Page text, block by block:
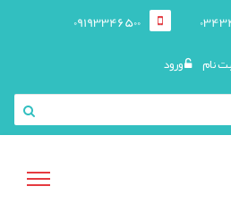
09193346500
نام ورود